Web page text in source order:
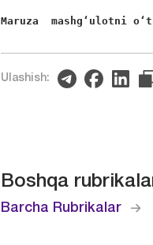
Maruza  mashgʻulotni
Ulashish:
Boshqa
Barcha Rubrikalar